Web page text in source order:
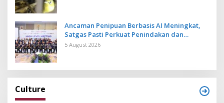
Ancaman Penipuan Berbasis AI Meningkat,
Satgas Pasti Perkuat Penindakan dan
Pengembangan Aplikasi Anti Penipuan
5 August 2026
Culture